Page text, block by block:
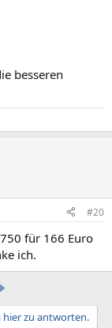
besseren
#20
für 166 Euro
ich.
zu antworten.